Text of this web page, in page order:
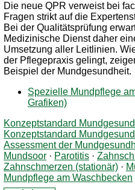
Die neue QPR verweist bei
Fragen strikt auf die
Bei der Qualitätsprüfung
Medizinische Dienst daher
Umsetzung aller Leitlinien.
der Pflegepraxis gelingt,
Beispiel der Mundgesundheit.
Spezielle Mundpflege
Grafiken)
Konzeptstandard
Konzeptstandard
Assessment der
Mundsoor · Parotitis ·
Zahnschmerzen (stationär) ·
Mundpflege am Waschbecken